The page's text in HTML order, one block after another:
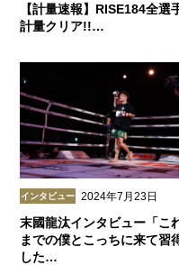
【計量速報】RISE184全選
計量クリア!!…
インタビュー 2024年7月23日
末國龍汰インタビュー「こ
までの僕とこっちに来て習
した…